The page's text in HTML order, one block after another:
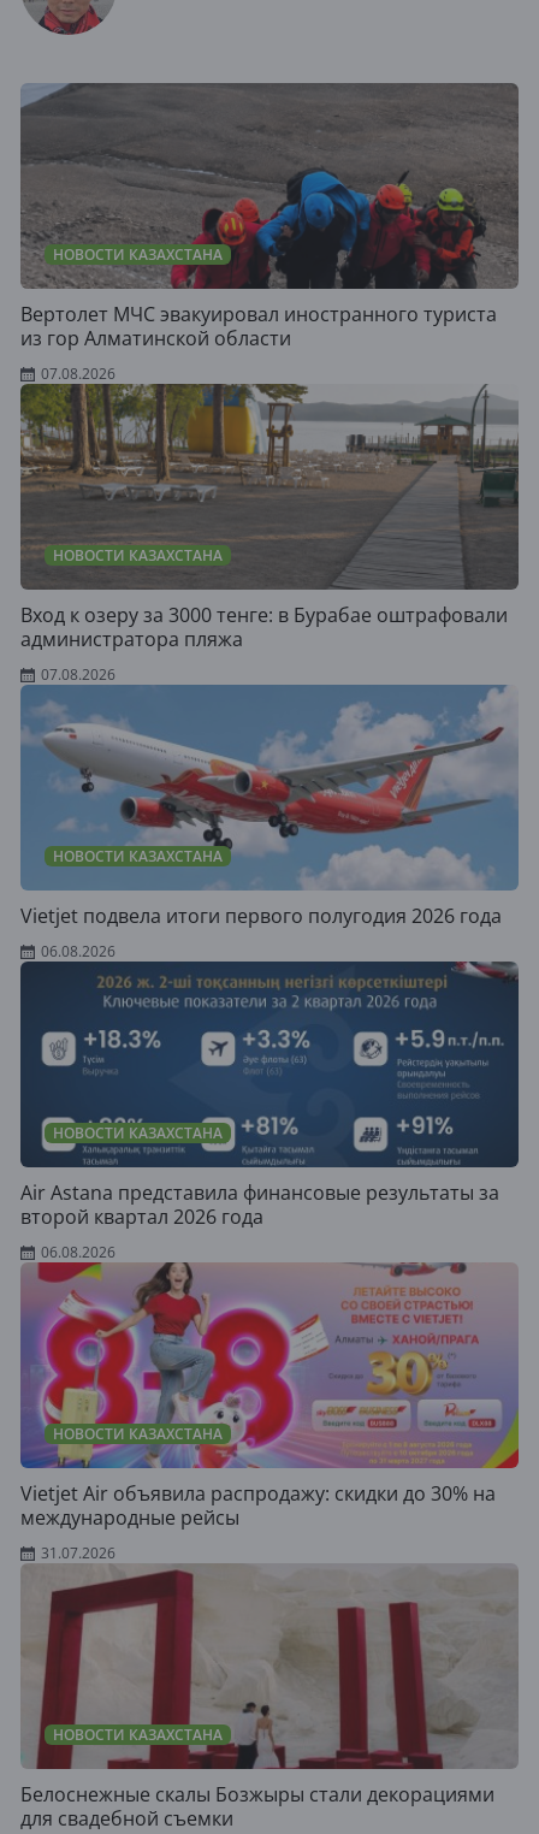
НОВОСТИ КАЗАХСТАНА
Вертолет МЧС эвакуировал иностранного туриста
из гор Алматинской области
07.08.2026
НОВОСТИ КАЗАХСТАНА
Вход к озеру за 3000 тенге: в Бурабае оштрафовали
администратора пляжа
07.08.2026
НОВОСТИ КАЗАХСТАНА
Vietjet подвела итоги первого полугодия 2026 года
06.08.2026
НОВОСТИ КАЗАХСТАНА
Air Astana представила финансовые результаты за
второй квартал 2026 года
06.08.2026
НОВОСТИ КАЗАХСТАНА
Vietjet Air объявила распродажу: скидки до 30% на
международные рейсы
31.07.2026
НОВОСТИ КАЗАХСТАНА
Белоснежные скалы Бозжыры стали декорациями
для свадебной съемки